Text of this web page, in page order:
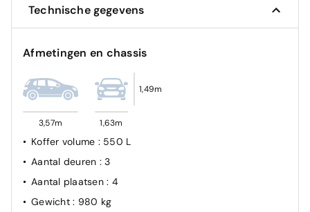
Technische gegevens
Afmetingen en chassis
3,57m 1,63m
1,49m
Koffer volume : 550 L
Aantal deuren : 3
Aantal plaatsen : 4
Gewicht : 980 kg